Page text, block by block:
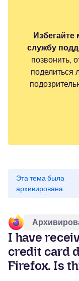
службу
позвонить,
Эта тема была
архивирована.
I have
credit card
Firefox. Is